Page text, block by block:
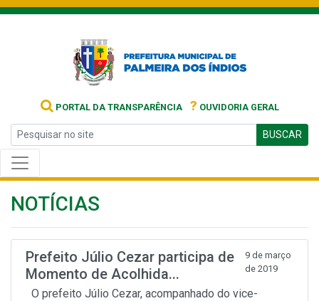
PORTAL DA TRANSPARÊNCIA ? OUVIDORIA GERAL
BUSCAR
NOTÍCIAS
Prefeito Júlio Cezar participa de
Momento de Acolhida...
9 de março
de 2019
O prefeito Júlio Cezar, acompanhado do vice-